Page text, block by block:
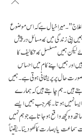
میرا خیال ہے کہ اس موضوع
اپنی زندگی میں کئ مسائل درپیش
لیکن ہمیں مسلسل کئ تکالیف کا
اور ہمیں اپنے کام میں احساس
حال پر پریشانی ہوتی ہے۔ ہمیں
ہیں۔ ہم چاہتے ہیں کہ ہمارے
نہیں ہوتا۔ پھر جب ہمیں ایسے
کچھ واقع ہو جاتا ہے جو ہم نہیں
سماعت یا بصارت کا کھو دینا۔ یقیناً